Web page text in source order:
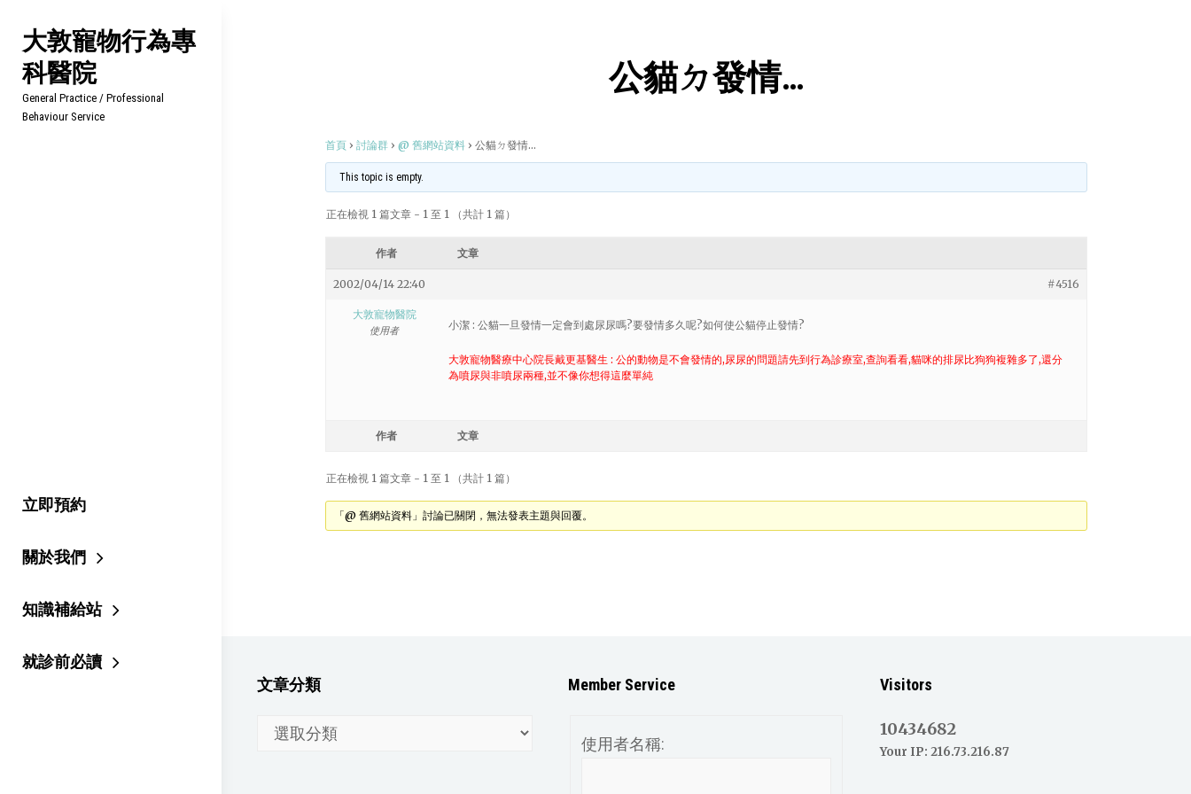
content
大敦寵物行為專
科醫院
General Practice / Professional
Behaviour Service
立即預約
關於我們
知識補給站
就診前必讀
公貓ㄉ發情…
首頁 › 討論群 › @ 舊網站資料 › 公貓ㄉ發情…
This topic is empty.
正在檢視 1 篇文章 - 1 至 1 （共計 1 篇）
作者 文章
2002/04/14 22:40 #4516
大敦寵物醫院
使用者 小潔 : 公貓一旦發情一定會到處尿尿嗎?要發情多久呢?如何使公貓停止發情?
大敦寵物醫療中心院長戴更基醫生 : 公的動物是不會發情的,尿尿的問題請先到行為診療室,查詢看看,貓咪的排尿比狗狗複雜多了,還分
為噴尿與非噴尿兩種,並不像你想得這麼單純
作者 文章
正在檢視 1 篇文章 - 1 至 1 （共計 1 篇）
「@ 舊網站資料」討論已關閉，無法發表主題與回覆。
文章分類 Member Service
使用者名稱:
Visitors
10434682
Your IP: 216.73.216.87